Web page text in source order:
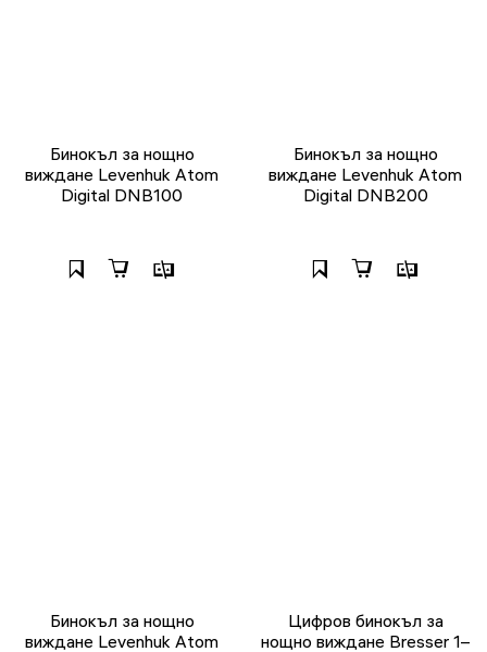
Бинокъл за нощно
виждане Levenhuk Atom
Digital DNB100
Бинокъл за нощно
виждане Levenhuk Atom
Digital DNB200
Бинокъл за нощно
виждане Levenhuk Atom
Цифров бинокъл за
нощно виждане Bresser 1–